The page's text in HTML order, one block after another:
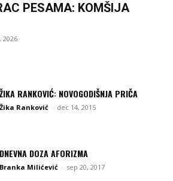
PESAMA: KOMŠIJA
2026
ŽIKA RANKOVIĆ: NOVOGODIŠNJA PRIČA
Žika Ranković - dec 14, 2015
DNEVNA DOZA AFORIZMA
Branka Milićević - sep 20, 2017